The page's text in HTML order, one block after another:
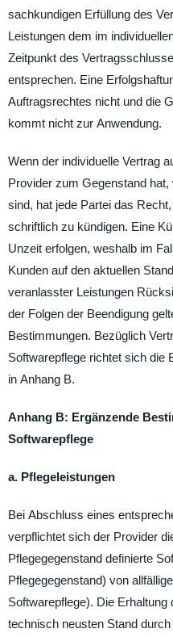
sachkundigen Erfüllung des
Leistungen dem im
Zeitpunkt des
entsprechen. Eine
Auftragsrechtes nicht und die
kommt nicht zur Anwendung.
Wenn der individuelle Vertrag
Provider zum Gegenstand
sind, hat jede Partei das
schriftlich zu kündigen. Eine
Unzeit erfolgen, weshalb im
Kunden auf den aktuellen
veranlasster Leistungen
der Folgen der Beendigung
Bestimmungen. Bezüglich
Softwarepflege richtet sich die
in Anhang B.
Anhang B: Ergänzende
Softwarepflege
a. Pflegeleistungen
Bei Abschluss eines
verpflichtet sich der Provider
Pflegegegenstand definierte
Pflegegegenstand) von
Softwarepflege). Die
technisch neusten Stand